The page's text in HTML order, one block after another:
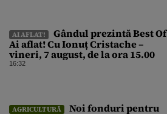
AI AFLAT!
Gândul prezintă Best Of
Ai aflat! Cu Ionuț Cristache –
vineri, 7 august, de la ora 15.00
16:32
AGRICULTURĂ
Noi fonduri pentru